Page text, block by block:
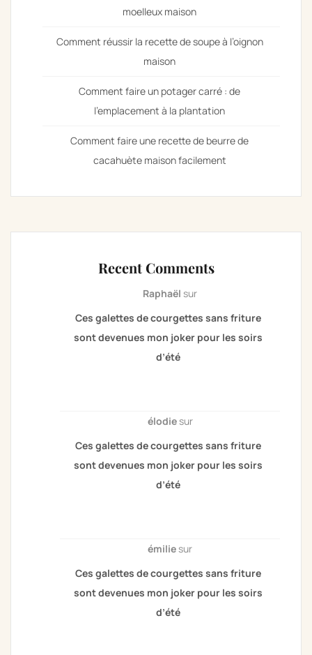
moelleux maison
Comment réussir la recette de soupe à l’oignon
maison
Comment faire un potager carré : de
l’emplacement à la plantation
Comment faire une recette de beurre de
cacahuète maison facilement
Recent Comments
Raphaël sur
Ces galettes de courgettes sans friture
sont devenues mon joker pour les soirs
d’été
élodiesur
Ces galettes de courgettes sans friture
sont devenues mon joker pour les soirs
d’été
émiliesur
Ces galettes de courgettes sans friture
sont devenues mon joker pour les soirs
d’été